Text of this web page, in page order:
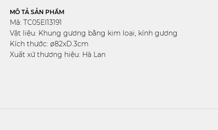
MÔ TẢ SẢN PHẨM
Mã: TC05EI13191
Vật liệu: Khung gương bằng kim loại, kính gương
Kích thước: ø82xD.3cm
Xuất xứ thương hiệu: Hà Lan